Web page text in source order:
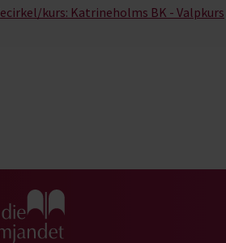
kurs: Katrineholms BK - Valpkurs
till studiefrämjandets startsida